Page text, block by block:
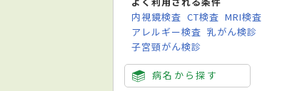
内視鏡検査 CT検査 MRI検査
アレルギー検査 乳がん検診
子宮頸がん検診
病名から探す